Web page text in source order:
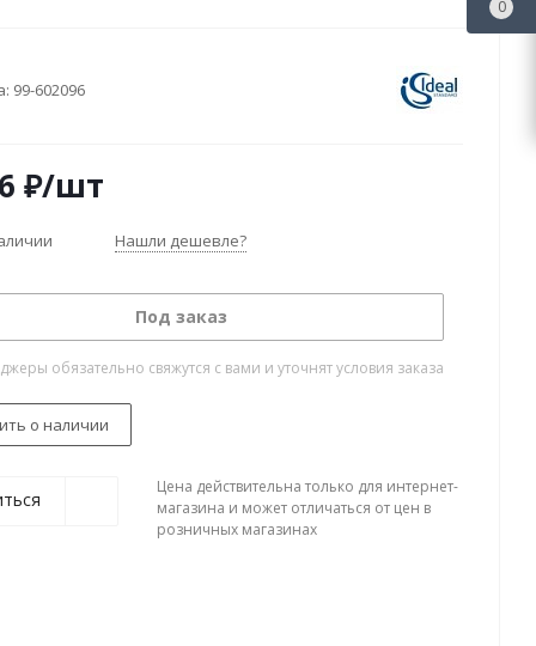
99-602096
₽/шт
Нашли дешевле?
Под заказ
обязательно свяжутся с вами и уточнят условия заказа
о наличии
Цена действительна только для интернет-
магазина и может отличаться от цен в
розничных магазинах
0